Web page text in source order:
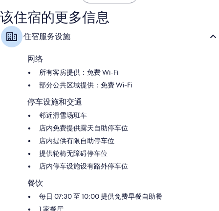
评
该住宿的更多信息
住宿服务设施
网络
所有客房提供：免费 Wi-Fi
部分公共区域提供：免费 Wi-Fi
停车设施和交通
邻近滑雪场班车
店内免费提供露天自助停车位
店内提供有限自助停车位
提供轮椅无障碍停车位
店内停车设施设有路外停车位
餐饮
每日 07:30 至 10:00 提供免费早餐自助餐
1 家餐厅